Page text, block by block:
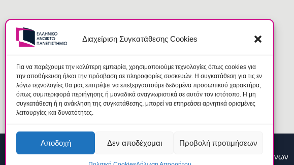
Διαχείριση Συγκατάθεσης Cookies
Για να παρέχουμε την καλύτερη εμπειρία, χρησιμοποιούμε τεχνολογίες όπως cookies για
την αποθήκευση ή/και την πρόσβαση σε πληροφορίες συσκευών. Η συγκατάθεση για τις εν
λόγω τεχνολογίες θα μας επιτρέψει να επεξεργαστούμε δεδομένα προσωπικού χαρακτήρα,
όπως συμπεριφορά περιήγησης ή μοναδικά αναγνωριστικά σε αυτόν τον ιστότοπο. Η μη
συγκατάθεση ή η ανάκληση της συγκατάθεσης, μπορεί να επηρεάσει αρνητικά ορισμένες
λειτουργίες και δυνατότητες.
Αποδοχή Δεν αποδέχομαι Προβολή προτιμήσεων
© 2026 Ελληνικό Ανοικτό Πανεπιστήμιο | Ομάδα Προστασίας Δεδομένων